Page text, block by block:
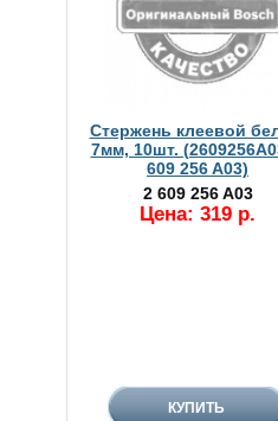
Стержень клеевой
7мм, 10шт.
609 256 A03)
2 609 256 A03
Цена: 319 р.